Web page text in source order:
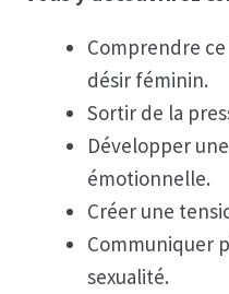
Comprendre
désir féminin.
Sortir de la
Développer
émotionnelle.
Créer une
Communiquer
sexualité.